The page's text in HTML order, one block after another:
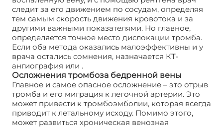
следит за его движением по сосудам, определяя
тем самым скорость движения кровотока и за
другими важными показателями. Но главное,
определяется точное место дислокации тромба.
Если оба метода оказались малоэффективны и у
врача остались сомнения, назначается КТ-
ангиография или .
Осложнения тромбоза бедренной вены
Главное и самое опасное осложнение – это отрыв
тромба и его миграция к легочной артерии. Это
может привести к тромбоэмболии, которая всегда
приводит к летальному исходу. Помимо этого,
может развиться хроническая венозная